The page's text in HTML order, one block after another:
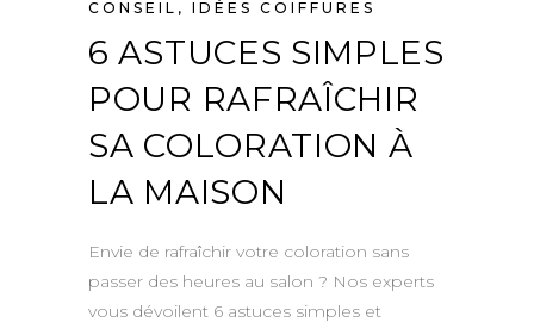
CONSEIL , IDÉES COIFFURES
6 ASTUCES SIMPLES
POUR RAFRAÎCHIR
SA COLORATION À
LA MAISON
Envie de rafraîchir votre coloration sans
passer des heures au salon ? Nos experts
vous dévoilent 6 astuces simples et